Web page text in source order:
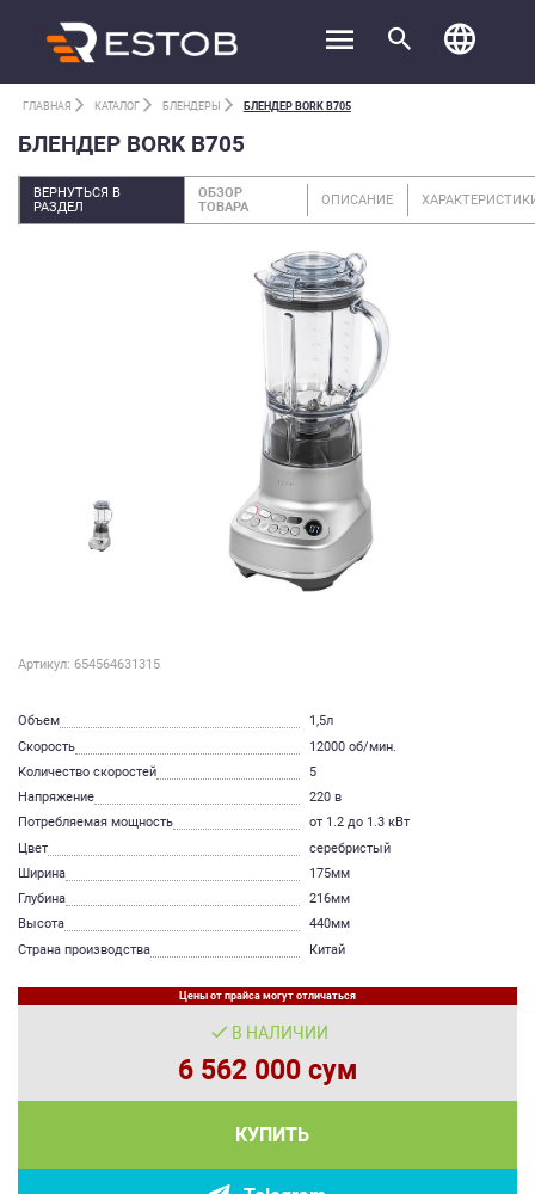
ГЛАВНАЯ КАТАЛОГ БЛЕНДЕРЫ БЛЕНДЕР BORK B705
БЛЕНДЕР BORK B705
ВЕРНУТЬСЯ В
РАЗДЕЛ
ОБЗОР
ТОВАРА
ОПИСАНИЕ
Артикул: 654564631315
Объем
1,5л
Скорость
12000 об/мин.
Количество скоростей
5
Напряжение
220 в
Потребляемая мощность
от 1.2 до 1.3 кВт
Цвет
серебристый
Ширина
175мм
Глубина
216мм
Высота
440мм
Страна производства
Китай
Цены от прайса могут отличаться
В НАЛИЧИИ
6 562 000 сум
КУПИТЬ